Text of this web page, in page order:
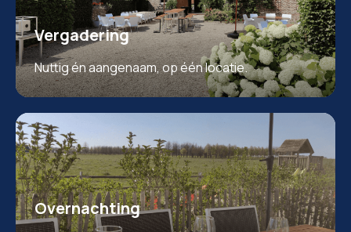
Vergadering
Nuttig én aangenaam, op één locatie.
Overnachting